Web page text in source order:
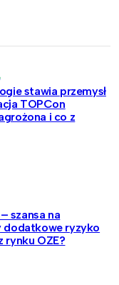
stawia przemysł
TOPCon
i co z
szansa na
dodatkowe ryzyko
rynku OZE?